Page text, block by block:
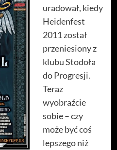
uradował, kiedy
Heidenfest
2011 został
przeniesiony z
klubu Stodoła
do Progresji.
Teraz
wyobraźcie
sobie – czy
może być coś
lepszego niż